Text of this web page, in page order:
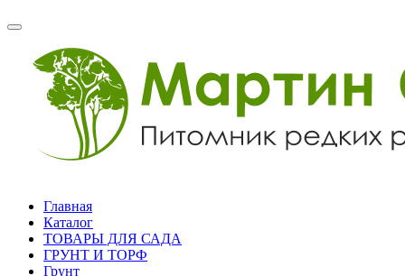
Главная
Каталог
ТОВАРЫ ДЛЯ САДА
ГРУНТ И ТОРФ
Грунт